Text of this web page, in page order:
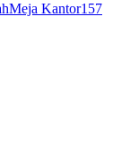
Meja Kantor157